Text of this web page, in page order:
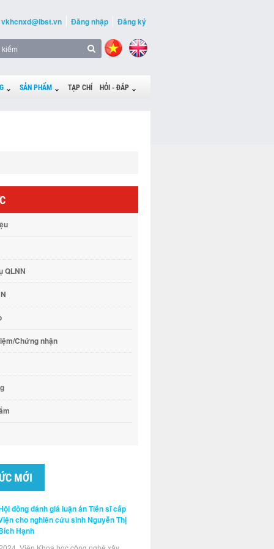
vkhcnxd@ibst.vn Đăng nhập Đăng ký
SẢN PHẨM TẠP CHÍ HỎI - ĐÁP
QLNN
Chứng nhận
MỚI
đồng đánh giá luận án Tiến sĩ cấp
cho nghiên cứu sinh Nguyễn Thị
Hạnh